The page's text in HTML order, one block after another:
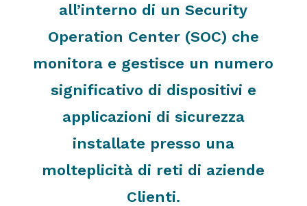
all’interno di un Security
Operation Center (SOC) che
monitora e gestisce un numero
significativo di dispositivi e
applicazioni di sicurezza
installate presso una
molteplicità di reti di aziende
Clienti.